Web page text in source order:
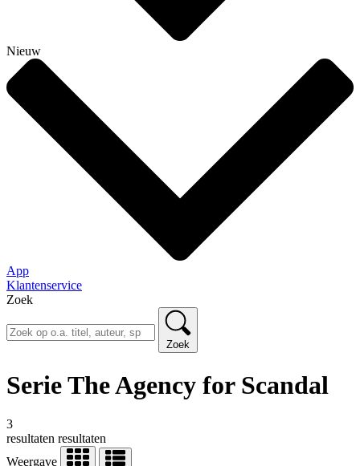
Nieuw
App
Klantenservice
Zoek
Zoek
Serie The Agency for Scandal
3
resultaten resultaten
Weergave